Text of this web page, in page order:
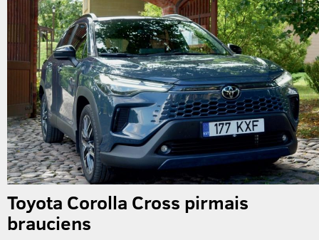
Toyota Corolla Cross pirmais
brauciens